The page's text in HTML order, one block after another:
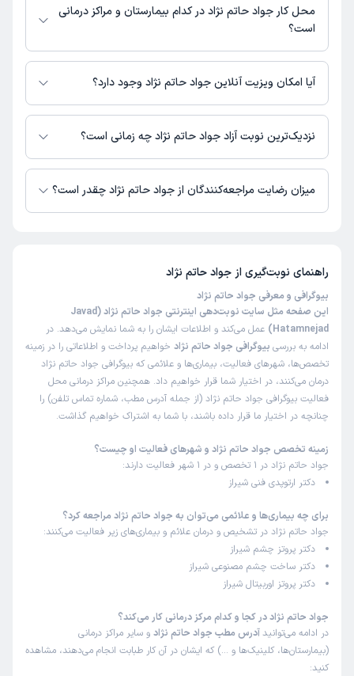
محل کار جواد حاتم نژاد در کدام بیمارستان و مراکز درمانی
است؟
اطلاعاتی درباره محل فعالیت جواد حاتم نژاد در مراکز درمانی در دسترس نیست.
آیا امکان ویزیت آنلاین جواد حاتم نژاد وجود دارد؟
در حال حاضر اطلاعاتی درباره ارائه ویزیت آنلاین توسط جواد حاتم نژاد در
دسترس نیست. برای دریافت اطلاعات دقیق‌تر، لطفاً با مطب تماس بگیرید.
نزدیک‌ترین نوبت آزاد جواد حاتم نژاد چه زمانی است؟
زمان نوبت‌دهی و پذیرش بیماران با هماهنگی مطب مشخص می‌شود.
میزان رضایت مراجعه‌کنندگان از جواد حاتم نژاد چقدر است؟
راهنمای نوبت‌گیری از جواد حاتم نژاد
بیوگرافی و معرفی جواد حاتم نژاد
این صفحه مثل سایت نوبت‌دهی اینترنتی جواد حاتم نژاد (Javad
Hatamnejad)
عمل می‌کند و اطلاعات ایشان را به شما نمایش می‌دهد. در
ادامه به بررسی بیوگرافی جواد حاتم نژاد خواهیم پرداخت و اطلاعاتی را در زمینه
تخصص‌ها، شهرهای فعالیت، بیماری‌ها و علائمی که بیوگرافی جواد حاتم نژاد
درمان می‌کنند، در اختیار شما قرار خواهیم داد. همچنین مراکز درمانی محل
فعالیت بیوگرافی جواد حاتم نژاد (از جمله آدرس مطب، شماره تماس تلفن) را
چنانچه در اختیار ما قرار داده باشند، با شما به اشتراک خواهیم گذاشت.
زمینه تخصص جواد حاتم نژاد و شهرهای فعالیت او چیست؟
جواد حاتم نژاد در 1 تخصص و در 1 شهر فعالیت دارند:
دکتر ارتوپدی فنی شیراز
برای چه بیماری‌ها و علائمی می‌توان به جواد حاتم نژاد مراجعه کرد؟
جواد حاتم نژاد در تشخیص و درمان علائم و بیماری‌های زیر فعالیت می‌کنند:
دکتر پروتز چشم شیراز
دکتر ساخت چشم مصنوعی شیراز
دکتر پروتز اوربیتال شیراز
جواد حاتم نژاد در کجا و کدام مرکز درمانی کار می‌کند؟
در ادامه می‌توانید آدرس مطب جواد حاتم نژاد و سایر مراکز درمانی
(بیمارستان‌ها، کلینیک‌ها و …) که ایشان در آن کار طبابت انجام می‌دهند، مشاهده
کنید: